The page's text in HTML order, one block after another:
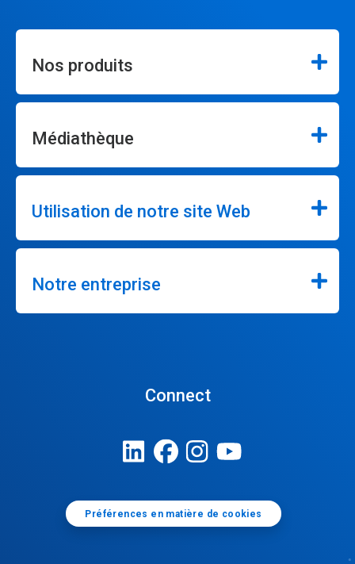
Nos produits
Médiathèque
Utilisation de notre site Web
Notre entreprise
Connect
Préférences en matière de cookies